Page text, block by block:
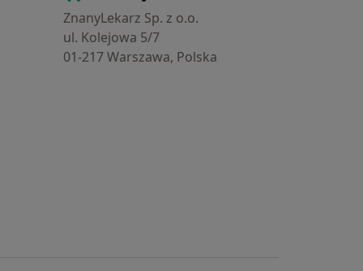
ZnanyLekarz Sp. z o.o.
ul. Kolejowa 5/7
01-217 Warszawa, Polska